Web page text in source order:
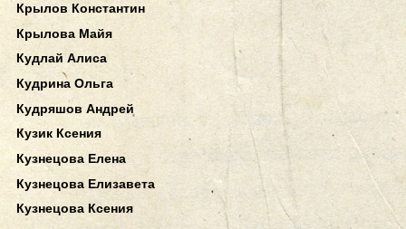
Крылов Константин
Крылова Майя
Кудлай Алиса
Кудрина Ольга
Кудряшов Андрей
Кузик Ксения
Кузнецова Елена
Кузнецова Елизавета
Кузнецова Ксения